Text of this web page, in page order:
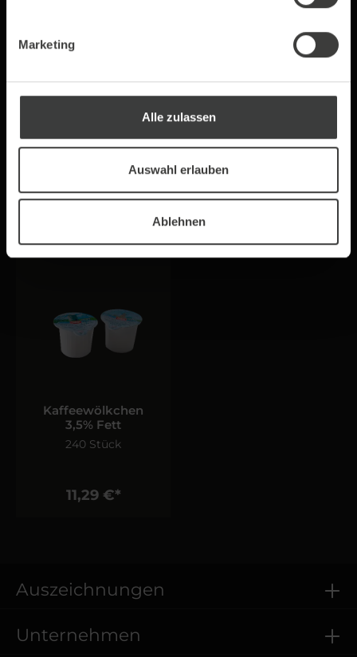
Marketing
Alle zulassen
Auswahl erlauben
Ablehnen
Haferdrink
Kaffeesahne 10%
Fett
Kaffeewölkchen
3,5% Fett
240 Stück
11,29 €*
Auszeichnungen
Unternehmen